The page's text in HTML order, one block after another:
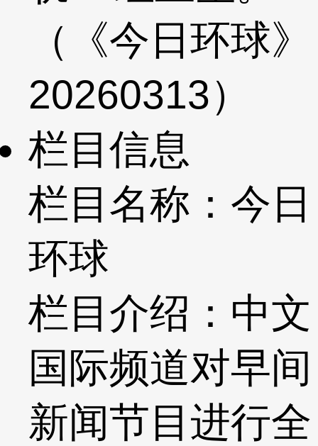
（《今日环球》
20260313）
栏目信息
栏目名称：今日
环球
栏目介绍：中文
国际频道对早间
新闻节目进行全